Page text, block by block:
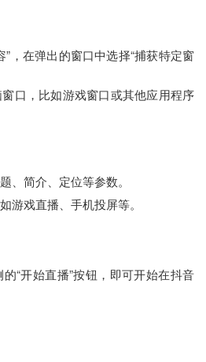
，在弹出的窗口中选择“捕获特定窗
口，比如游戏窗口或其他应用程序
、简介、定位等参数。
游戏直播、手机投屏等。
“开始直播”按钮，即可开始在抖音